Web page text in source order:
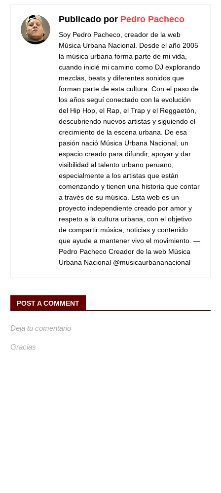
Publicado por Pedro Pacheco
Soy Pedro Pacheco, creador de la web
Música Urbana Nacional. Desde el año 2005
la música urbana forma parte de mi vida,
cuando inicié mi camino como DJ explorando
mezclas, beats y diferentes sonidos que
forman parte de esta cultura. Con el paso de
los años seguí conectado con la evolución
del Hip Hop, el Rap, el Trap y el Reggaetón,
descubriendo nuevos artistas y siguiendo el
crecimiento de la escena urbana. De esa
pasión nació Música Urbana Nacional, un
espacio creado para difundir, apoyar y dar
visibilidad al talento urbano peruano,
especialmente a los artistas que están
comenzando y tienen una historia que contar
a través de su música. Esta web es un
proyecto independiente creado por amor y
respeto a la cultura urbana, con el objetivo
de compartir música, noticias y contenido
que ayude a mantener vivo el movimiento. —
Pedro Pacheco Creador de la web Música
Urbana Nacional @musicaurbananacional
POST A COMMENT
Deja tu comentario
Gracias